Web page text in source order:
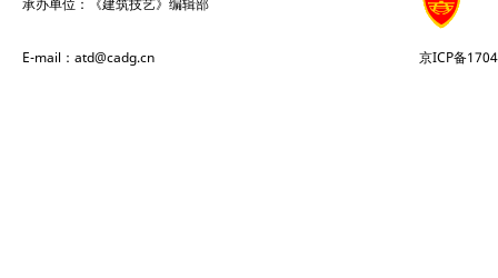
承办单位：《建筑技艺》编辑部
E-mail：atd@cadg.cn 京ICP备